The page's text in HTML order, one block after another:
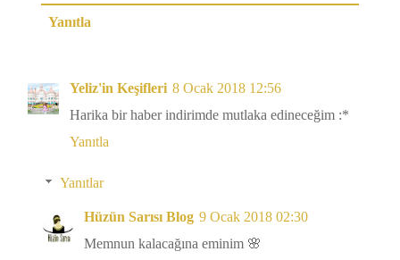
Yanıtla
Yeliz'in Keşifleri 8 Ocak 2018 12:56
Harika bir haber indirimde mutlaka edineceğim :*
Yanıtla
Yanıtlar
Hüzün Sarısı Blog 9 Ocak 2018 02:30
Memnun kalacağına eminim 🌸